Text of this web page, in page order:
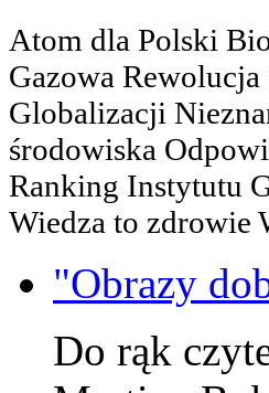
Atom dla Polski
Gazowa
Globalizacji
środowiska
Ranking Instytutu
Wiedza to zdrowie
"Obrazy
Do rąk